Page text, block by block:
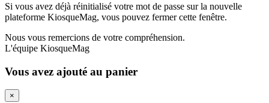
Si vous avez déjà réinitialisé votre mot de passe sur la nouvelle
plateforme KiosqueMag, vous pouvez fermer cette fenêtre.
Nous vous remercions de votre compréhension.
L'équipe KiosqueMag
Vous avez ajouté au panier
×